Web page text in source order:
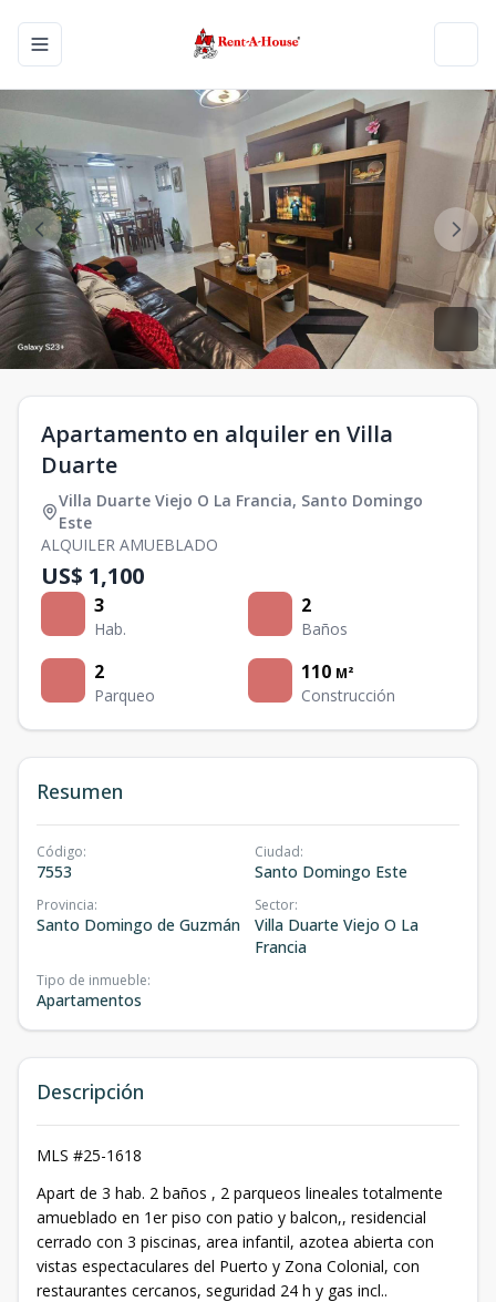
Toggle navigation menu
Apartamento en alquiler en Villa
Duarte
Villa Duarte Viejo O La Francia, Santo Domingo
Este
ALQUILER AMUEBLADO
US$ 1,100
3
Hab.
2
Baños
2
Parqueo
110 M²
Construcción
Resumen
Código:
7553
Ciudad:
Santo Domingo Este
Provincia:
Santo Domingo de Guzmán
Sector:
Villa Duarte Viejo O La
Francia
Tipo de inmueble:
Apartamentos
Descripción
MLS #25-1618
Apart de 3 hab. 2 baños , 2 parqueos lineales totalmente
amueblado en 1er piso con patio y balcon,, residencial
cerrado con 3 piscinas, area infantil, azotea abierta con
vistas espectaculares del Puerto y Zona Colonial, con
restaurantes cercanos, seguridad 24 h y gas incl..